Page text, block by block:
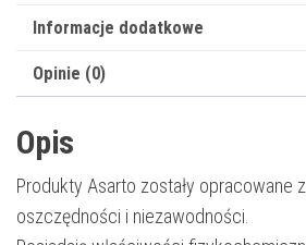
9mm*7m
Informacje dodatkowe
Opinie (0)
Opis
Produkty Asarto zostały opracowane
oszczędności i niezawodności.